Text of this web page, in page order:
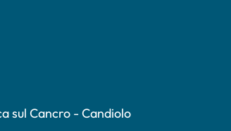
sul Cancro - Candiolo